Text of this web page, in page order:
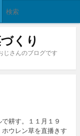
くり
じさんのブログです
耕す。１１月１９
ウレン草を直播きす